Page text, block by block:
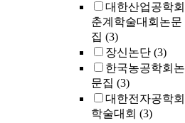
대한산업공학회
춘계학술대회논문
집 (3)
장신논단 (3)
한국농공학회논
문집 (3)
대한전자공학회
학술대회 (3)